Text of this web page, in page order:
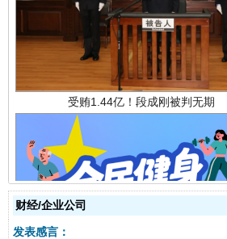
全民健身五年计划来了！等你上场
财经/企业公司
发表感言：